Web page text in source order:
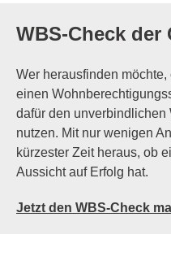
WBS-Check der
Wer herausfinden
einen
dafür den
nutzen. Mit nur wenigen
kürzester Zeit heraus, ob
Aussicht auf Erfolg hat.
Jetzt den WBS-Check